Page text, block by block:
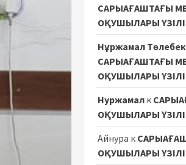
САРЫАҒАШТАҒЫ
ОҚУШЫЛАРЫ
Нұржамал
САРЫАҒАШТАҒЫ
ОҚУШЫЛАРЫ
Нуржамалк
ОҚУШЫЛАРЫ
Айнура к
ОҚУШЫЛАРЫ